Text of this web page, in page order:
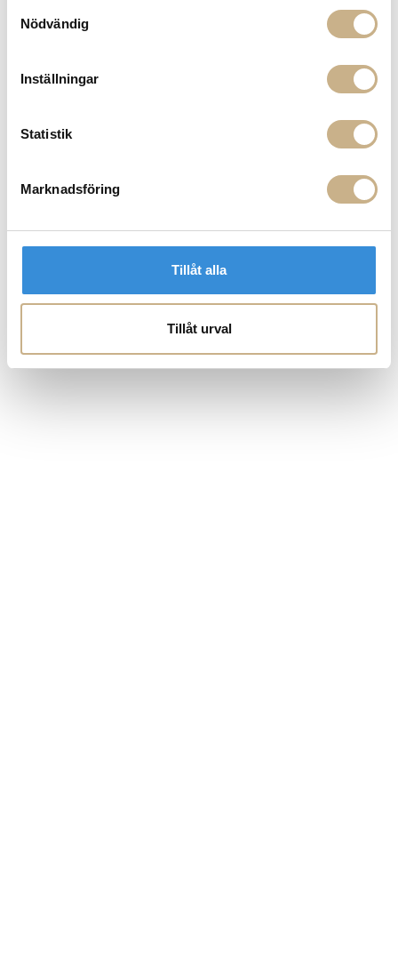
Nödvändig
Inställningar
Statistik
Marknadsföring
Tillåt alla
Tillåt urval